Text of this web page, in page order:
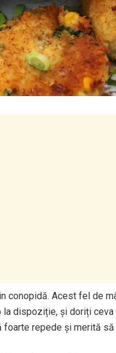
conopidă. Acest fel de
dispoziție, și doriți
foarte repede și merită